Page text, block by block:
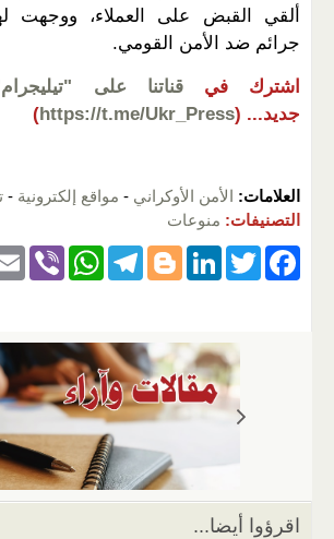
ألقي القبض على العملاء، ووجهت
جرائم ضد الأمن القومي.
اشترك في قناتنا على
جديد... (
https://t.me/Ukr_Press
)
العلامات: الأمن الأوكراني - مواقع إلكترونية -
التصنيفات: منوعات
F
k
T
er
Li
e
dI
Bl
g
er
T
gr
a
m
W
s
A
p
p
Vi
اقرؤوا أيضا...